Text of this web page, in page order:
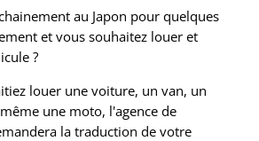
au Japon pour quelques
et vous souhaitez louer et
?
louer une voiture, un van, un
une moto, l'agence de
la traduction de votre